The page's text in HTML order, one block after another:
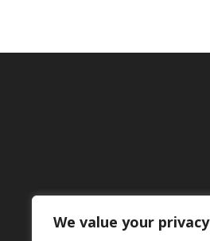
We value your privacy